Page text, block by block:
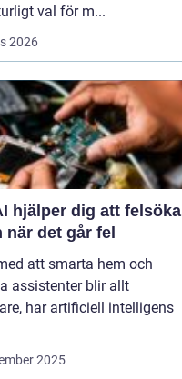
val för m...
2026
hjälper dig att felsöka
när det går fel
att smarta hem och
assistenter blir allt
har artificiell intelligens
2025